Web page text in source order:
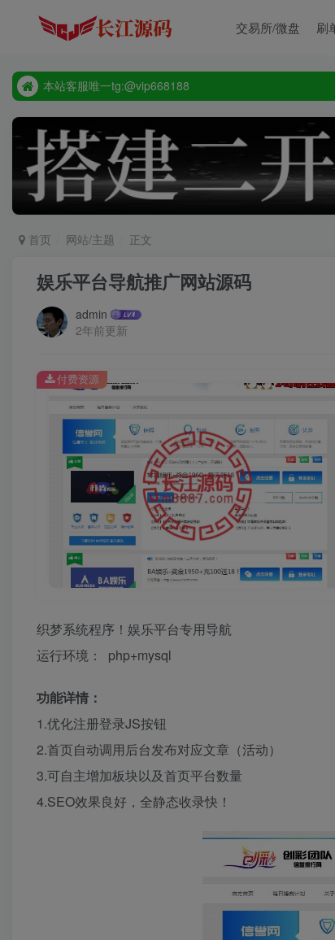
交易所/微盘 刷
本站客服唯一tg:@vip668188
本站客服唯一tg:@vip668188
首页 网站/主题 正文
娱乐平台导航推广网站源码
admin
2年前更新
付费资源
织梦系统程序！娱乐平台专用导航
运行环境： php+mysql
功能详情：
1.优化注册登录JS按钮
2.首页自动调用后台发布对应文章（活动）
3.可自主增加板块以及首页平台数量
4.SEO效果良好，全静态收录快！